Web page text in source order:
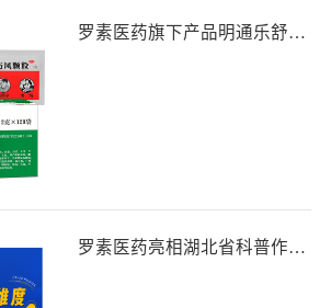
罗素医药旗下产品明通乐舒凡治伤风颗粒刊登《中国医院药学杂志》
罗素医药亮相湖北省科普作家协会2024年学术年会，全维度守护儿童健康